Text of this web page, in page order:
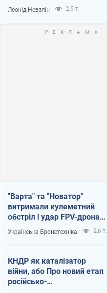
Леонід Невзлін 2,5 т.
"Варта" та "Новатор"
витримали кулеметний
обстріл і удар FPV-дрона,
врятувавши життя
офіцеру ЗСУ
Українська Бронетехніка 2,6 т.
КНДР як каталізатор
війни, або Про новий етап
російсько-